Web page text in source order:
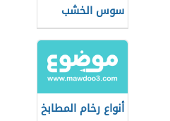
سوس الخشب
أنواع رخام المطابخ